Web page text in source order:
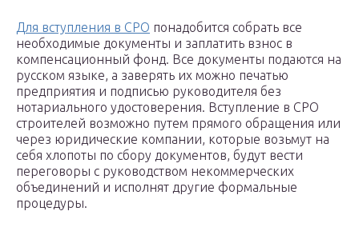
Для вступления в СРО понадобится собрать все
необходимые документы и заплатить взнос в
компенсационный фонд. Все документы подаются на
русском языке, а заверять их можно печатью
предприятия и подписью руководителя без
нотариального удостоверения. Вступление в СРО
строителей возможно путем прямого обращения или
через юридические компании, которые возьмут на
себя хлопоты по сбору документов, будут вести
переговоры с руководством некоммерческих
объединений и исполнят другие формальные
процедуры.